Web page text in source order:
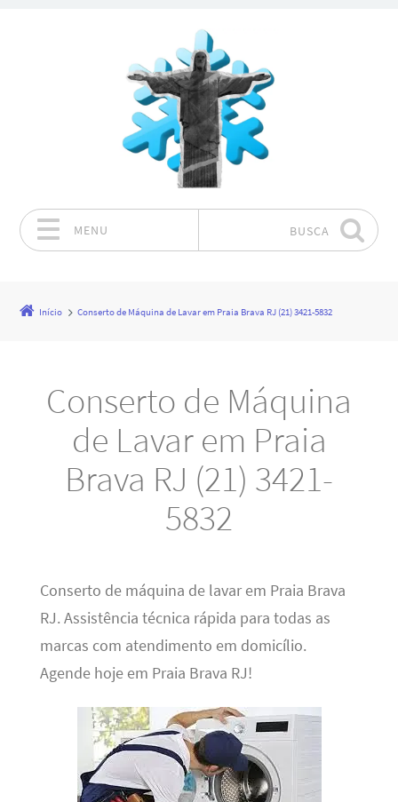
MENU BUSCA
Início Conserto de Máquina de Lavar em Praia Brava RJ (21) 3421-5832
Conserto de Máquina
de Lavar em Praia
Brava RJ (21) 3421-
5832
Conserto de máquina de lavar em Praia Brava
RJ. Assistência técnica rápida para todas as
marcas com atendimento em domicílio.
Agende hoje em Praia Brava RJ!